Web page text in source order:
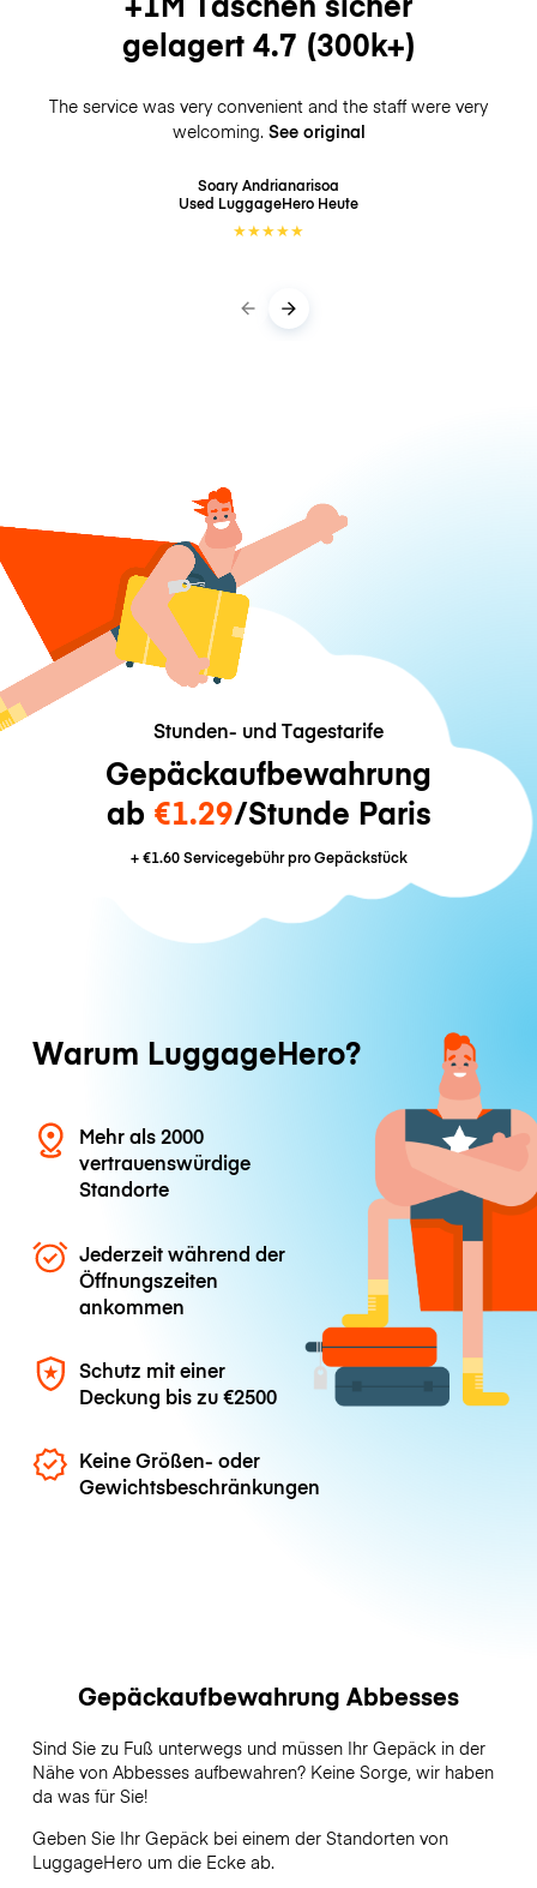
gelagert 4.7 (300k+)
The service was very convenient and the staff were very
welcoming. See original
Soary Andrianarisoa
Used LuggageHero Heute
★★★★★
Stunden- und Tagestarife
Gepäckaufbewahrung
ab €1.29/Stunde Paris
+€1.60Servicegebühr pro Gepäckstück
Warum LuggageHero?
Mehr als 2000
vertrauenswürdige
Standorte
Jederzeit während der
Öffnungszeiten
ankommen
Schutz mit einer
Deckung bis zu€2500
Keine Größen- oder
Gewichtsbeschränkungen
Gepäckaufbewahrung Abbesses
Sind Sie zu Fuß unterwegs und müssen Ihr Gepäck in der
Nähe von Abbesses aufbewahren? Keine Sorge, wir haben
da was für Sie!
Geben Sie Ihr Gepäck bei einem der Standorten von
LuggageHero um die Ecke ab.